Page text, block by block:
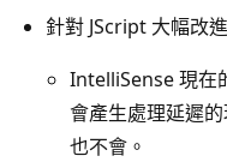
針對 JScript 大幅改
IntelliSense 現在
會產生處理延遲
也不會。